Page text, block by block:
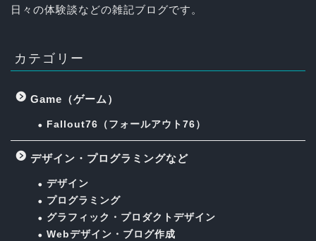
日々の体験談などの雑記ブログです。
カテゴリー
Game（ゲーム）
Fallout76（フォールアウト76）
デザイン・プログラミングなど
デザイン
プログラミング
グラフィック・プロダクトデザイン
Webデザイン・ブログ作成